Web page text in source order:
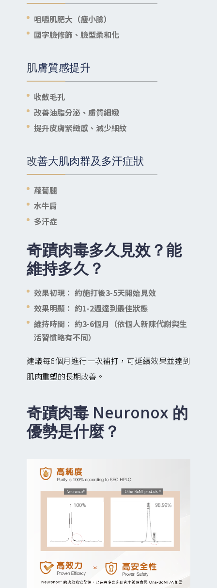
咀嚼肌肥大（瘦小臉）
國字臉修飾、臉型柔和化
肌膚質感提升
收斂毛孔
改善油脂分泌、膚質細緻
提升皮膚緊緻感、減少細紋
改善大肌肉群及多汗症狀
蘿蔔腿
水牛肩
多汗症
奇蹟肉毒多久見效？能
維持多久？
效果初現： 約施打後3-5天開始見效
效果明顯： 約1-2週達到最佳狀態
維持時間： 約3-6個月（依個人新陳代謝與生
活習慣略有不同）
建議每6個月進行一次補打，可延續效果並達到
肌肉重塑的長期改善。
奇蹟肉毒 Neuronox 的
優勢是什麼？